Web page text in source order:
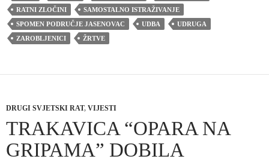
RATNI ZLOČINI
SAMOSTALNO ISTRAŽIVANJE
SPOMEN PODRUČJE JASENOVAC
UDBA
UDRUGA
ZAROBLJENICI
ŽRTVE
DRUGI SVJETSKI RAT, VIJESTI
TRAKAVICA “OPARA NA
GRIPAMA” DOBILA